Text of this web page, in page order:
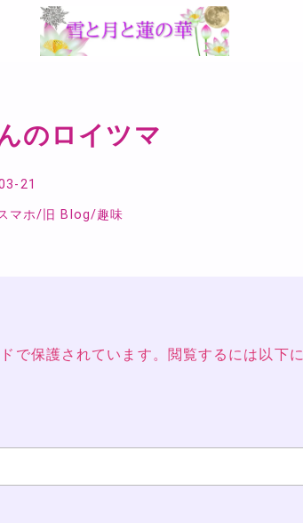
のロイツマ
21
マホ/ 旧 Blog/趣味
で保護されています。閲覧するには以下